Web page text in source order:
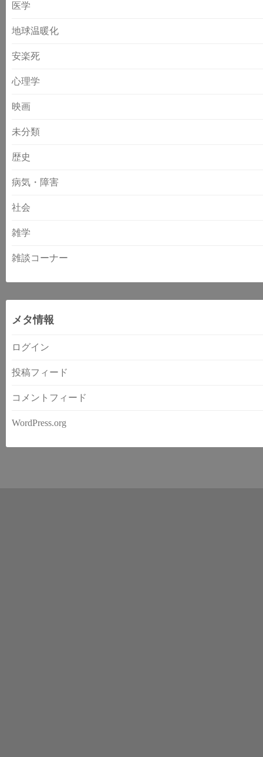
医学
地球温暖化
安楽死
心理学
映画
未分類
歴史
病気・障害
社会
雑学
雑談コーナー
メタ情報
ログイン
投稿フィード
コメントフィード
WordPress.org